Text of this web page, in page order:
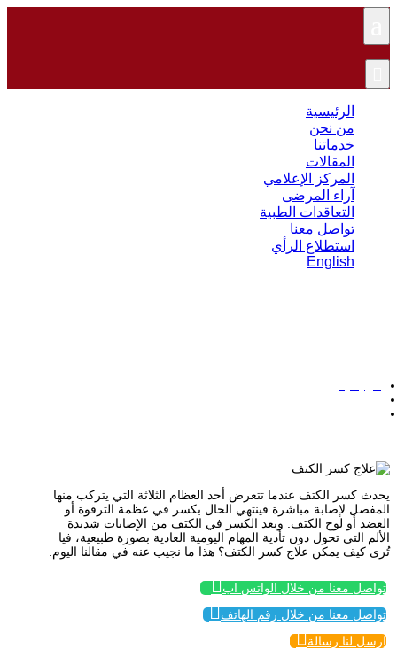
الرئيسية
من نحن
خدماتنا
المقالات
المركز الإعلامي
آراء المرضى
التعاقدات الطبية
تواصل معنا
استطلاع الرأي
English
يحدث كسر الكتف عندما تتعرض أحد العظام الثلاثة التي يتركب منها
المفصل لإصابة مباشرة فينتهي الحال بكسر في عظمة الترقوة أو
العضد أو لوح الكتف. ويعد الكسر في الكتف من الإصابات شديدة
الألم التي تحول دون تأدية المهام اليومية العادية بصورة طبيعية، فيا
تُرى كيف يمكن علاج كسر الكتف؟ هذا ما نجيب عنه في مقالنا اليوم.
تواصل معنا من خلال الواتس اب
تواصل معنا من خلال رقم الهاتف
إرسل لنا رسالة